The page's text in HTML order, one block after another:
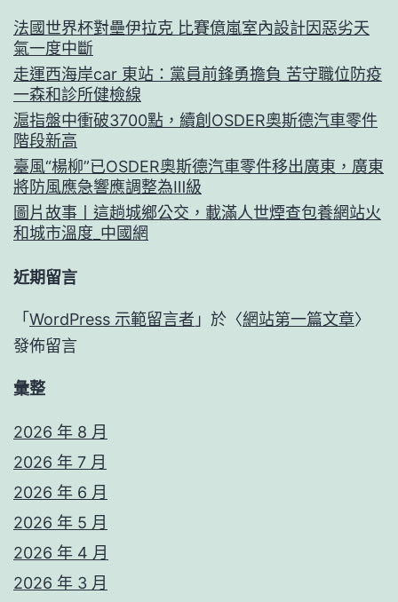
法國世界杯對壘伊拉克 比賽億嵐室內設計因惡劣天
氣一度中斷
走運西海岸car 東站：黨員前鋒勇擔負 苦守職位防疫
一森和診所健檢線
滬指盤中衝破3700點，續創OSDER奧斯德汽車零件
階段新高
臺風“楊柳”已OSDER奧斯德汽車零件移出廣東，廣東
將防風應急響應調整為Ⅲ級
圖片故事丨這趟城鄉公交，載滿人世煙查包養網站火
和城市溫度_中國網
近期留言
「 WordPress 示範留言者 」於〈網站第一篇文章〉
發佈留言
彙整
2026 年 8 月
2026 年 7 月
2026 年 6 月
2026 年 5 月
2026 年 4 月
2026 年 3 月